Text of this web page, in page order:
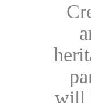
will